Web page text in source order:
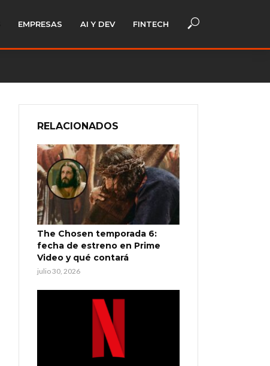
EMPRESAS AI Y DEV FINTECH
RELACIONADOS
The Chosen temporada 6:
fecha de estreno en Prime
Video y qué contará
julio 30, 2026